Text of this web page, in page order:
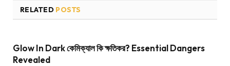
RELATED POSTS
Glow In Dark কেমিক্যাল কি ক্ষতিকর? Essential Dangers
Revealed